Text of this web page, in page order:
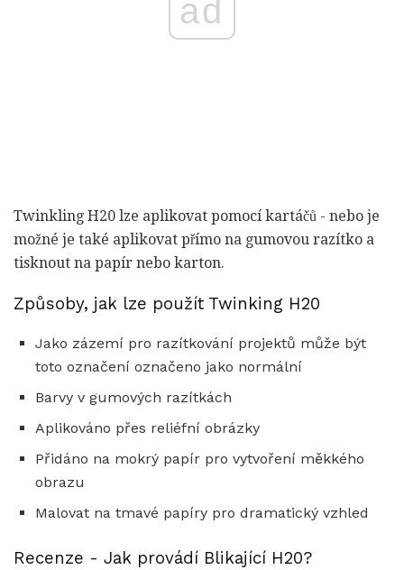
ad
Twinkling H20 lze aplikovat pomocí kartáčů - nebo je
možné je také aplikovat přímo na gumovou razítko a
tisknout na papír nebo karton.
Způsoby, jak lze použít Twinking H20
Jako zázemí pro razítkování projektů může být
toto označení označeno jako normální
Barvy v gumových razítkách
Aplikováno přes reliéfní obrázky
Přidáno na mokrý papír pro vytvoření měkkého
obrazu
Malovat na tmavé papíry pro dramatický vzhled
Recenze - Jak provádí Blikající H20?